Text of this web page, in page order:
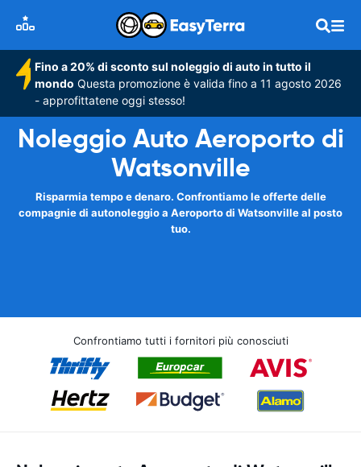
Fino a 20% di sconto sul noleggio di auto in tutto il
mondo Questa promozione è valida fino a 11 agosto 2026
- approfittatene oggi stesso!
Noleggio Auto Aeroporto di
Watsonville
Risparmia tempo e denaro. Confrontiamo le offerte delle
compagnie di autonoleggio a Aeroporto di Watsonville al posto
tuo.
Confrontiamo tutti i fornitori più conosciuti